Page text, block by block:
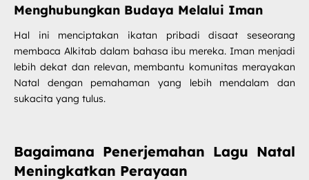
Menghubungkan Budaya Melalui Iman
Hal ini menciptakan ikatan pribadi disaat seseorang
membaca Alkitab dalam bahasa ibu mereka. Iman menjadi
lebih dekat dan relevan, membantu komunitas merayakan
Natal dengan pemahaman yang lebih mendalam dan
sukacita yang tulus.
Bagaimana Penerjemahan Lagu Natal
Meningkatkan Perayaan